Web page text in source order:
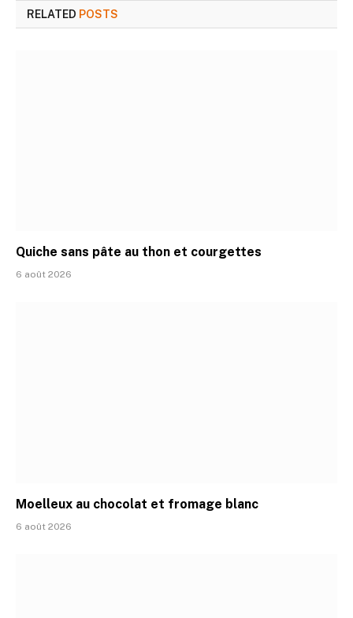
RELATED POSTS
Quiche sans pâte au thon et courgettes
6 août 2026
Moelleux au chocolat et fromage blanc
6 août 2026